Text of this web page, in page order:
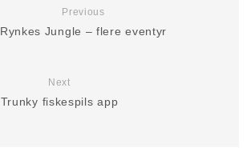
Previous
Rynkes Jungle – flere eventyr
Next
Trunky fiskespils app